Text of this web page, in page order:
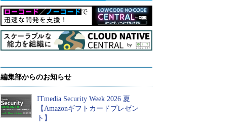
編集部からのお知らせ
ITmedia Security Week 2026 夏
【Amazonギフトカードプレゼン
ト】